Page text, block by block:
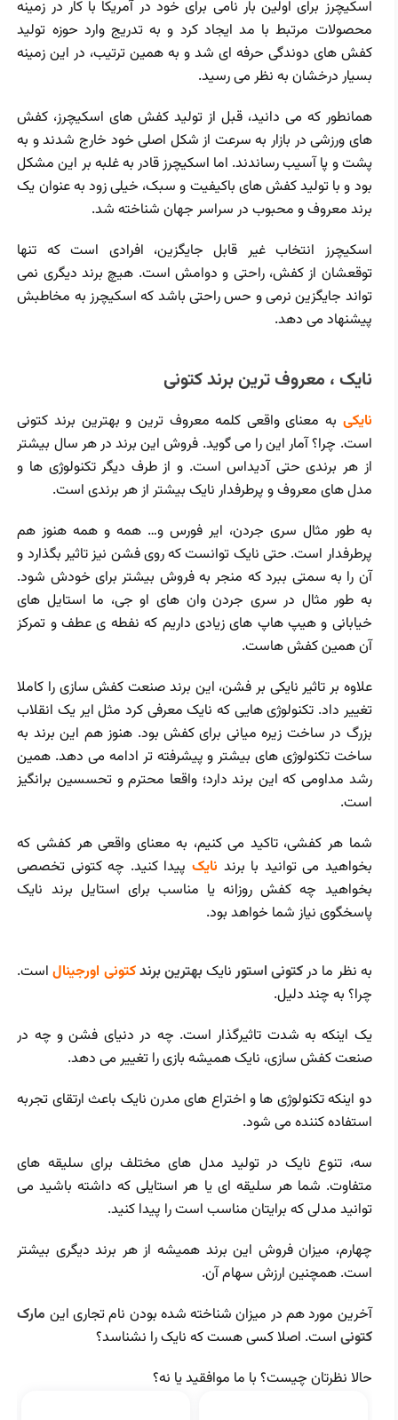
اسکیچرز برای اولین بار نامی برای خود در آمریکا با کار در زمینه
محصولات مرتبط با مد ایجاد کرد و به تدریج وارد حوزه تولید
کفش ‌های دوندگی حرفه‌ ای شد و به همین ترتیب، در این زمینه
بسیار درخشان به نظر می ‌رسید.
همانطور که می‌ دانید، قبل از تولید کفش ‌های اسکیچرز، کفش‌
های ورزشی در بازار به سرعت از شکل اصلی خود خارج شدند و به
پشت و پا آسیب رساندند. اما اسکیچرز قادر به غلبه بر این مشکل
بود و با تولید کفش ‌های باکیفیت و سبک، خیلی زود به عنوان یک
برند معروف و محبوب در سراسر جهان شناخته شد.
اسکیچرز انتخاب غیر قابل جایگزین، افرادی است که تنها
توقعشان از کفش، راحتی و دوامش است. هیچ برند دیگری نمی
تواند جایگزین نرمی و حس راحتی باشد که اسکیچرز به مخاطبش
پیشنهاد می دهد.
نایک ، معروف ترین برند کتونی
نایکی به معنای واقعی کلمه معروف ترین و بهترین برند کتونی
است. چرا؟ آمار این را می گوید. فروش این برند در هر سال بیشتر
از هر برندی حتی آدیداس است. و از طرف دیگر تکنولوژی ها و
مدل های معروف و پرطرفدار نایک بیشتر از هر برندی است.
به طور مثال سری جردن، ایر فورس و… همه و همه هنوز هم
پرطرفدار است. حتی نایک توانست که روی فشن نیز تاثیر بگذارد و
آن را به سمتی ببرد که منجر به فروش بیشتر برای خودش شود.
به طور مثال در سری جردن وان های او جی، ما استایل های
خیابانی و هیپ هاپ های زیادی داریم که نفطه ی عطف و تمرکز
آن همین کفش هاست.
علاوه بر تاثیر نایکی بر فشن، این برند صنعت کفش سازی را کاملا
تغییر داد. تکنولوژی هایی که نایک معرفی کرد مثل ایر یک انقلاب
بزرگ در ساخت زیره میانی برای کفش بود. هنوز هم این برند به
ساخت تکنولوژی های بیشتر و پیشرفته تر ادامه می دهد. همین
رشد مداومی که این برند دارد؛ واقعا محترم و تحسسین برانگیز
است.
شما هر کفشی، تاکید می کنیم، به معنای واقعی هر کفشی که
بخواهید می توانید با برند نایک پیدا کنید. چه کتونی تخصصی
بخواهید چه کفش روزانه یا مناسب برای استایل برند نایک
پاسخگوی نیاز شما خواهد بود.
به نظر ما درکتونی استورنایکبهترین برندکتونی اورجینالاست.
چرا؟ به چند دلیل.
یک اینکه به شدت تاثیرگذار است. چه در دنیای فشن و چه در
صنعت کفش سازی، نایک همیشه بازی را تغییر می دهد.
دو اینکه تکنولوژی ها و اختراع های مدرن نایک باعث ارتقای تجربه
استفاده کننده می شود.
سه، تنوع نایک در تولید مدل های مختلف برای سلیقه های
متفاوت. شما هر سلیقه ای یا هر استایلی که داشته باشید می
توانید مدلی که برایتان مناسب است را پیدا کنید.
چهارم، میزان فروش این برند همیشه از هر برند دیگری بیشتر
است. همچنین ارزش سهام آن.
آخرین مورد هم در میزان شناخته شده بودن نام تجاری این مارک
کتونی است. اصلا کسی هست که نایک را نشناسد؟
حالا نظرتان چیست؟ با ما موافقید یا نه؟